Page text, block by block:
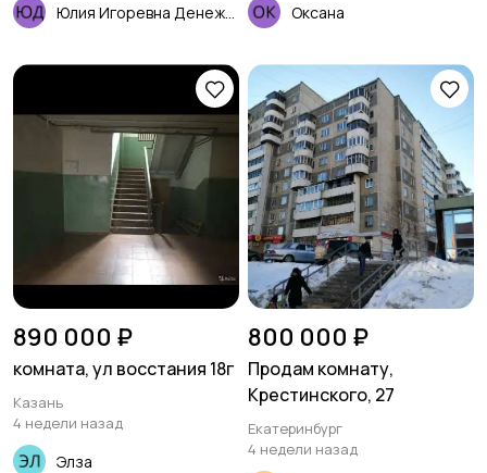
Оксана
890 000 ₽
комната, ул восстания 18г
Казань
4 недели назад
Элза
800 000 ₽
Продам комнату,
Крестинского, 27
Екатеринбург
4 недели назад